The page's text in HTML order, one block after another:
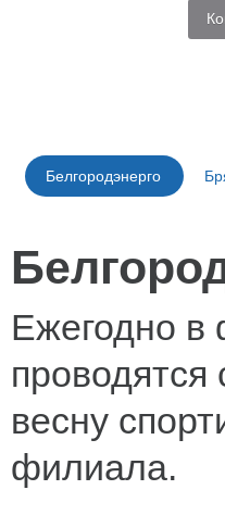
Белгородэнерго
Ежегодно в
весну
филиала.